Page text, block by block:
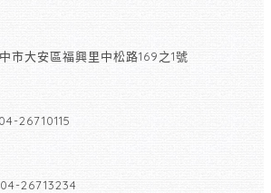
市大安區福興里中松路169之1號
26710115
26713234